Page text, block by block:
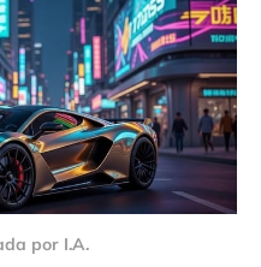
por I.A.